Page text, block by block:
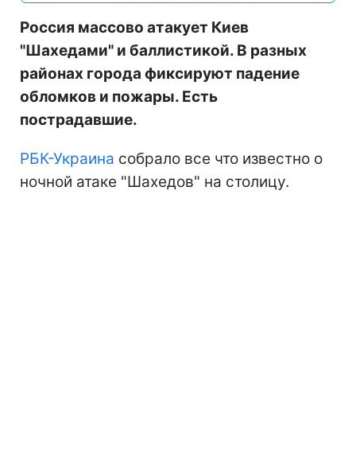
Россия массово атакует Киев
"Шахедами" и баллистикой. В разных
районах города фиксируют падение
обломков и пожары. Есть
пострадавшие.
РБК-Украина собрало все что известно о
ночной атаке "Шахедов" на столицу.